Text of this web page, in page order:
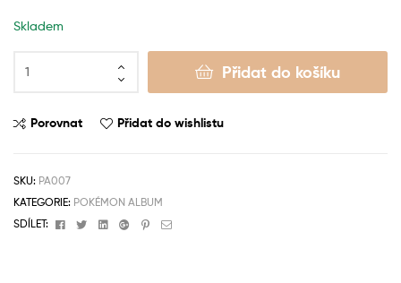
Skladem
Přidat do košíku
Porovnat Přidat do wishlistu
SKU: PA007
KATEGORIE: POKÉMON ALBUM
SDÍLET:
FacebookTwitterLinkedinGoogle+Pinterest
Email